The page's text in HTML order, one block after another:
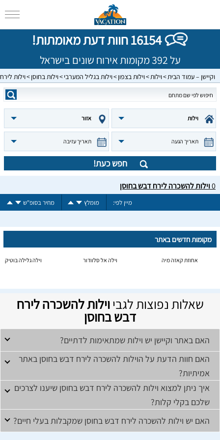
16154 חוות דעת מאומתות!
על 392 מקומות אירוח שונים בישראל
וקיישן – עמוד הבית וילות וילות בצפון וילות בגליל המערבי וילות בחוסן וילות
וילות אזור
תאריך הגעה תאריך עזיבה
חפש כעת!
0וילות להשכרה לירח דבש בחוסן
מיין לפי: מומלץ מחיר בסופ"ש
מקומות חדשים באתר
אחוזת קאזה מיה וילה אל סלוודור וילה גלילה בוטיק
שאלות נפוצות לגביוילות להשכרה לירח
דבש בחוסן
האם באתר וקיישן יש וילות שמתאימות לדתיים?
האם חוות הדעת על הוילות להשכרה לירח דבש בחוסן באתר
אמיתיות?
איך ניתן למצוא וילות להשכרה לירח דבש בחוסן שיענו לצרכים
שלכם בקלי קלות?
האם יש וילות להשכרה לירח דבש בחוסן שמקבלות בעלי חיים?